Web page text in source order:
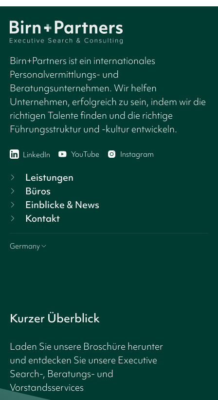
Birn+Partners ist ein internationales
Personalvermittlungs- und
Beratungsunternehmen. Wir helfen
Unternehmen, erfolgreich zu sein, indem wir die
richtigen Talente finden und die richtige
Führungsstruktur und -kultur entwickeln.
LinkedIn YouTube Instagram
Leistungen
Büros
Einblicke & News
Kontakt
Germany
Kurzer Überblick
Laden Sie unsere Broschüre herunter
und entdecken Sie unsere Executive
Search-, Beratungs- und
Vorstandsservices